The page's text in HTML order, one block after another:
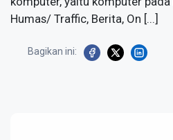
Humas/ Traffic, Berita, On [...]
Bagikan ini: